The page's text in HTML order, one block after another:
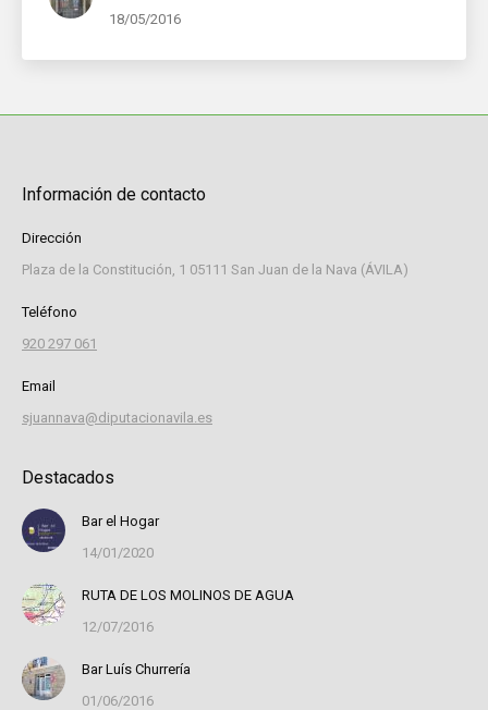
18/05/2016
Información de contacto
Dirección
Plaza de la Constitución, 1 05111 San Juan de la Nava (ÁVILA)
Teléfono
920 297 061
Email
sjuannava@diputacionavila.es
Destacados
Bar el Hogar
14/01/2020
RUTA DE LOS MOLINOS DE AGUA
12/07/2016
Bar Luís Churrería
01/06/2016